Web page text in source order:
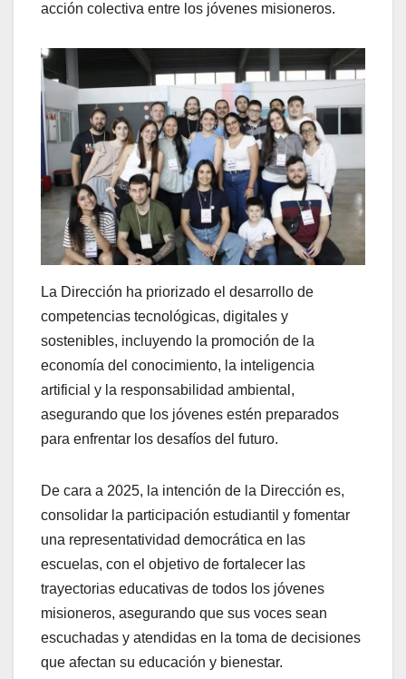
acción colectiva entre los jóvenes misioneros.
La Dirección ha priorizado el desarrollo de
competencias tecnológicas, digitales y
sostenibles, incluyendo la promoción de la
economía del conocimiento, la inteligencia
artificial y la responsabilidad ambiental,
asegurando que los jóvenes estén preparados
para enfrentar los desafíos del futuro.
De cara a 2025, la intención de la Dirección es,
consolidar la participación estudiantil y fomentar
una representatividad democrática en las
escuelas, con el objetivo de fortalecer las
trayectorias educativas de todos los jóvenes
misioneros, asegurando que sus voces sean
escuchadas y atendidas en la toma de decisiones
que afectan su educación y bienestar.